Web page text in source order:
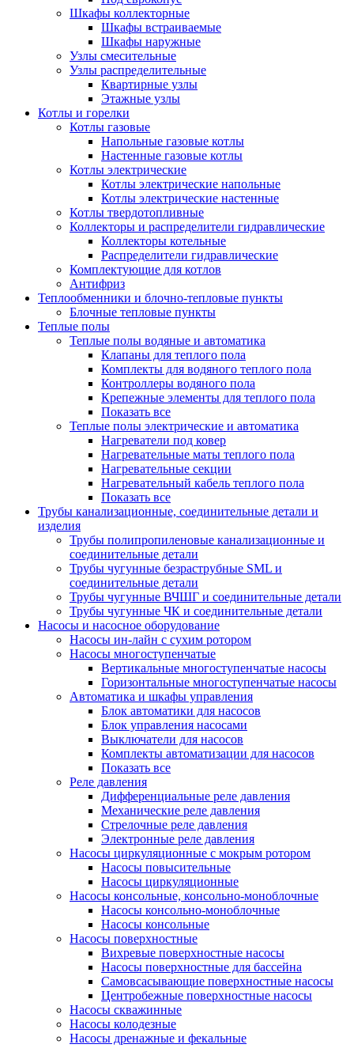
Шкафы коллекторные
Шкафы встраиваемые
Шкафы наружные
Узлы смесительные
Узлы распределительные
Квартирные узлы
Этажные узлы
Котлы и горелки
Котлы газовые
Напольные газовые котлы
Настенные газовые котлы
Котлы электрические
Котлы электрические напольные
Котлы электрические настенные
Котлы твердотопливные
Коллекторы и распределители гидравлические
Коллекторы котельные
Распределители гидравлические
Комплектующие для котлов
Антифриз
Теплообменники и блочно-тепловые пункты
Блочные тепловые пункты
Теплые полы
Теплые полы водяные и автоматика
Клапаны для теплого пола
Комплекты для водяного теплого пола
Контроллеры водяного пола
Крепежные элементы для теплого пола
Показать все
Теплые полы электрические и автоматика
Нагреватели под ковер
Нагревательные маты теплого пола
Нагревательные секции
Нагревательный кабель теплого пола
Показать все
Трубы канализационные, соединительные детали и
изделия
Трубы полипропиленовые канализационные и
соединительные детали
Трубы чугунные безраструбные SML и
соединительные детали
Трубы чугунные ВЧШГ и соединительные детали
Трубы чугунные ЧК и соединительные детали
Насосы и насосное оборудование
Насосы ин-лайн с сухим ротором
Насосы многоступенчатые
Вертикальные многоступенчатые насосы
Горизонтальные многоступенчатые насосы
Автоматика и шкафы управления
Блок автоматики для насосов
Блок управления насосами
Выключатели для насосов
Комплекты автоматизации для насосов
Показать все
Реле давления
Дифференциальные реле давления
Механические реле давления
Стрелочные реле давления
Электронные реле давления
Насосы циркуляционные с мокрым ротором
Насосы повысительные
Насосы циркуляционные
Насосы консольные, консольно-моноблочные
Насосы консольно-моноблочные
Насосы консольные
Насосы поверхностные
Вихревые поверхностные насосы
Насосы поверхностные для бассейна
Самовсасывающие поверхностные насосы
Центробежные поверхностные насосы
Насосы скважинные
Насосы колодезные
Насосы дренажные и фекальные